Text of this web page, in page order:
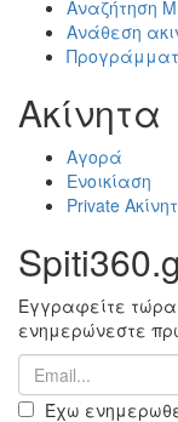
Αναζήτηση
Ανάθεση
Ακίνητα
Αγορά
Ενοικίαση
Private
Εγγραφείτε
ενημερώνεστε
Έχω